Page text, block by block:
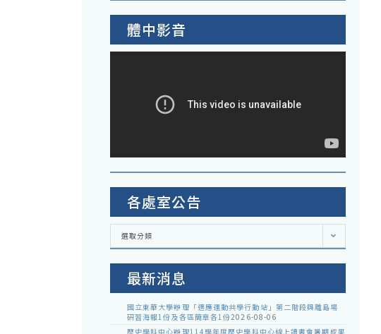
體中影音
各處室公告
各
室
選取分類
最新消息
國立東華大學辦理「適應運動共學行動站」第二階段與離島場
研習海報1份及各區簡章各1份2026-08-06
歷史學科中心辦理114學年度歷史學科中心線上讀書會暑期成果